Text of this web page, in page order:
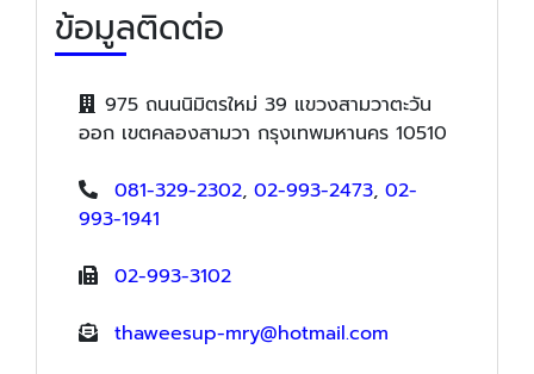
ข้อมูลติดต่อ
975 ถนนนิมิตรใหม่ 39 แขวงสามวาตะวัน
ออก เขตคลองสามวา กรุงเทพมหานคร 10510
081-329-2302, 02-993-2473, 02-
993-1941
02-993-3102
thaweesup-mry@hotmail.com